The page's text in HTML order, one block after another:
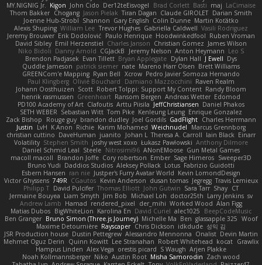
MY.NIGNIG Jr.
Kigon John Cido Der12teEisvogel Brad Corlett Basti maj LaCimaise
Thom Bakker Chogang Jason Pielak Tiran Dagan Claude GIROLET Darian Smith
Joenne Hub-Strobl Shannon Gary English Colin Dunne Martin Koťátko
Alexis Shuping William Lee Trevor Hughes Gabriella Caldwell Vasili Rodriguez
Jeremy Brouwer Erik Dodolović Paulo Henrique Hoodwinkedfool Ruben Vroman
David Sibley Emil Herzenstiel Charles Janson Christian Gomez James Wilson
Niko Bidoli Danny Arnold CGJackB Jeremy Nelson Anton Heymann Leo S
Brendon Padjasek Evan Tillett Bryan Applegate Dylan Hall J Ewell Dys
Quddle Jameson patrick siemer nate Mareno Harr Olsen Brett Williams
GREENCom'e Mapping Ryan Bell Xcrow Pedro Javier Somoza Hernando
Paul Klingberg Olivié Bouchard Damiano Mazzocchini Raven Realm
Johann Oosthuizen Scott Robert Tolppi: Support My Content Randy Bloom
henrik rasmussen Greenheart Ransom Bergen Andreas Wetter Edomod
PD100 Academy of Art Clafoutis Arttu Piisila JeffChristiansen Daniel Phakos
SETH WEBER Sebastian Witt Tom Pike Kenleung Leung Enrique Gonzalez
Zack Bishop
Rouge guy brandon dudley Joel Gordils GadFlight Charles Herrmann
Justin
LvH K Anon Richie Karim Mohamed Weichnudel
Marcus Grennborg
christian cuttino DaveHuman juanito Johan L Theresa A. Carroll Iain Black Einarr
Volatility Stephen Smith joshy west xoxo Łukasz Pawłowski Anthony Dilmore
Daniel Schmid Leal Steele Nitrosimi96 ANonEMoose Gun Metal Games
macoll macoll
Brandon Joffe Cory robertson Ember Sage Himeros Sweeper3D
Bruno Yudi Daddios Studios Aleksey Pollack Lotus Fabrizio Guidotti
Esbern Hansen ran nie Justper's Furry Avatar World Kevin LomondDesign
Victor Ghyssens 749R CGautos Kevin Anderson dusan tomas Jegregg Travis Lemieux
Philipp T David Pulcifer Thomas Elliott John Gutwin Sara Tarr Shay CT
Jermaine Bouyea Liam Smyth Jim Bob Michael Loh doctor25th Larry Jenkins sv
Andrew Lamb Hamad rendered_pixel der_mihi Worked Wood Alan Figg
Matias Dubos BigWhiteLion Karolina En David Curiel alec1025
BeepCodeMusic
Ben Granger Bruno Simon (Three.js Journey) Michelle Ma Ben glassapple 325 Woof
Maxime Detournière Rayscaper Chris Dickson idkdude 성익 김
JSR Production house Dustin Pettegrew Alessandro Mennonna Onalist Devin Martin
Mehmet Oguz Derin
Quinn Kowitt Lee Stranahan Robert Whitehead kocat Grawlix
Hampus Linden Alex Vega orestis picard S Waugh Arjen Plakke
Noah Kollmannsberger Niko Austin Root Misha Samorodin Zach wood